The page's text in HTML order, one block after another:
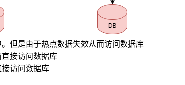
但是由于热点数据失效从而访问数据库
接访问数据库
访问数据库